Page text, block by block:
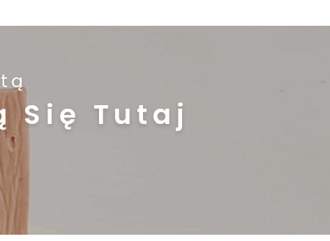
Się Tutaj